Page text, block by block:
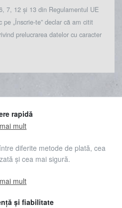
7, 12 și 13 din Regulamentul UE
pe „Înscrie-te” declar că am citit
prelucrarea datelor cu caracter
rapidă
mult
diferite metode de plată, cea
și cea mai sigură.
mult
și fiabilitate